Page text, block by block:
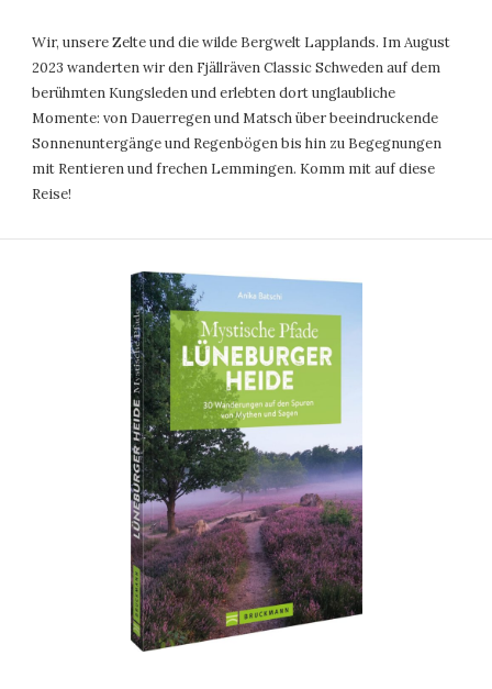
Wir, unsere Zelte und die wilde Bergwelt Lapplands. Im August
2023 wanderten wir den Fjällräven Classic Schweden auf dem
berühmten Kungsleden und erlebten dort unglaubliche
Momente: von Dauerregen und Matsch über beeindruckende
Sonnenuntergänge und Regenbögen bis hin zu Begegnungen
mit Rentieren und frechen Lemmingen. Komm mit auf diese
Reise!